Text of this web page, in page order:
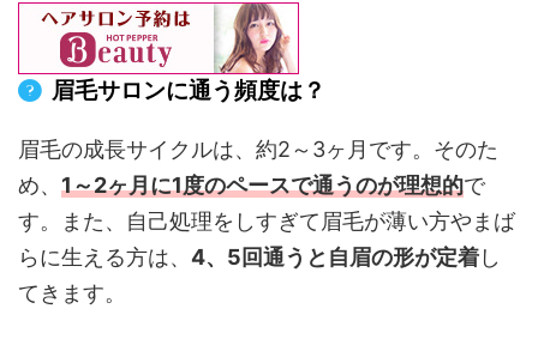
眉毛サロンに通う頻度は？
眉毛の成長サイクルは、約2～3ヶ月です。そのた
め、 1～2ヶ月に1度のペースで通うのが理想的で
す。また、自己処理をしすぎて眉毛が薄い方やまば
らに生える方は、 4、5回通うと自眉の形が定着し
てきます。